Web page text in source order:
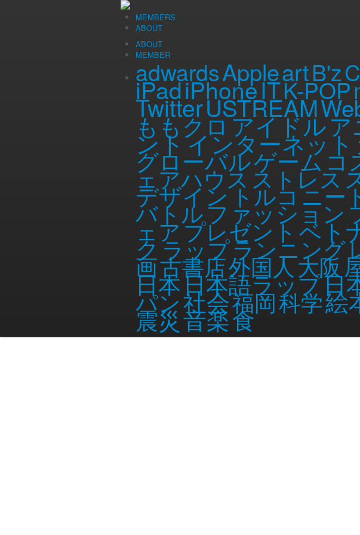
MEMBERS
ABOUT
ABOUT
MEMBER
adwardsAppleartB'z
iPadiPhoneITK-POP
TwitterUSTREAM
ももクロアイドルア
ント インターネット
グローバルゲームコ
ェアハウスストレス
デザイントルコ ニー
バトルファッション
ェアプレゼント ベト
ク ラップランニング
画古書店外国人大阪
日本日本語ラップ日
パン社会福岡科学絵
震災音楽食
TAG [古書店]
読書の季節！ この秋、本好きにおくる本にまつわるイベント7選
© 2026 84ism (ハチヨンイズム)